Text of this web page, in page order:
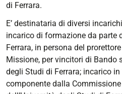
di Ferrara.
E’ destinataria di diversi
incarico di formazione da parte
Ferrara, in persona del
Missione, per vincitori di Bando
degli Studi di Ferrara; incarico
componente dalla